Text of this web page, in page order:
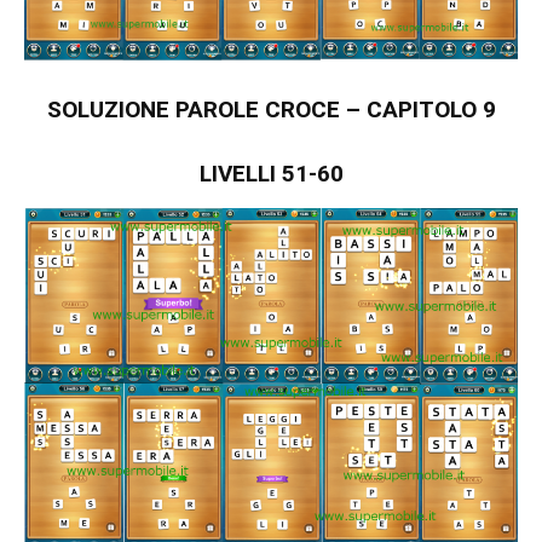
SOLUZIONE PAROLE CROCE – CAPITOLO 9
LIVELLI 51-60